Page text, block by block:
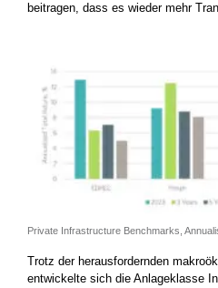
beitragen, dass es wieder mehr
Private Infrastructure Benchmarks,
Trotz der herausfordernden
entwickelte sich die Anlageklasse